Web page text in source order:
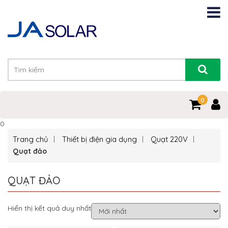
0
0
Trang chủ Thiết bị điện gia dụng Quạt 220V
Quạt đảo
QUẠT ĐẢO
Hiển thị kết quả duy nhất